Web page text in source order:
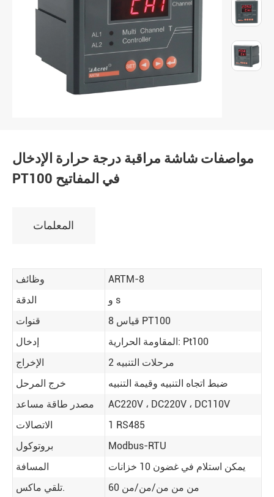
مواصفات شاشة مراقبة درجة حرارة الإدخال
PT100 في المفاتيح
المعلمات
وظائف
ARTM-8
الدقة
و s
قنوات
قياس 8 PT100
إدخال
المقاومة الحرارية: Pt100
الإخراج
2 مرحلات التنبيه
خرج المرحل
ضبط اتجاه التنبيه وقيمة التنبيه
مصدر طاقة مساعد
AC220V ، DC220V ، DC110V
الاتصالات
1 RS485
بروتوكول
Modbus-RTU
المسافة
يمكن استلام في غضون 10 خزانات
تلقي ماكس.
60 من من من/من/من